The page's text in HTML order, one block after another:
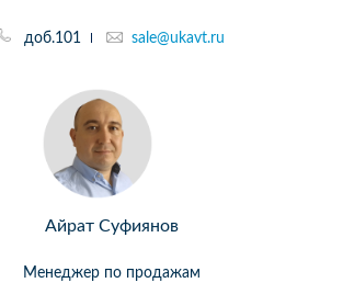
доб.101 sale@ukavt.ru
Айрат Суфиянов
Менеджер по продажам